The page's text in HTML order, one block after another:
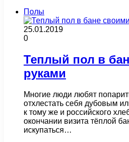
Полы
25.01.2019
0
Теплый пол в
руками
Многие люди любят
отхлестать себя дубовым
к тому же и российского
окончании визита тёплой
искупаться…